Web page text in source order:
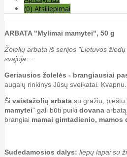
(0) Atsiliepimai
ARBATA "Mylimai mamytei", 50 g
Žolelių arbata iš serijos "Lietuvos
svajoja....
Geriausios žolelės - brangiausiai
augalų rinkinys Jūsų sveikatai. Kvapnu.
Ši vaistažolių arbata su gražiu,
mamytei" gali būti puiki dovana
brangiai mamai gimtadienio, mamos
Sudedamosios dalys: liepų lapai su